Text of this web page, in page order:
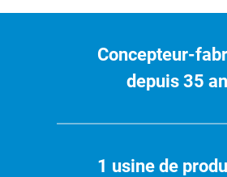
Concepteur-
depuis 35
1 usine de